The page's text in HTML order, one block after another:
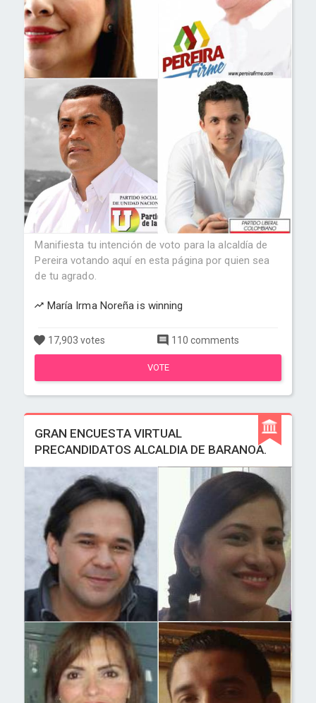
Manifiesta tu intención de voto para la alcaldía de
Pereira votando aquí en esta página por quien sea
de tu agrado.
María Irma Noreña is winning
17,903 votes 110 comments
VOTE
GRAN ENCUESTA VIRTUAL
PRECANDIDATOS ALCALDIA DE BARANOA.